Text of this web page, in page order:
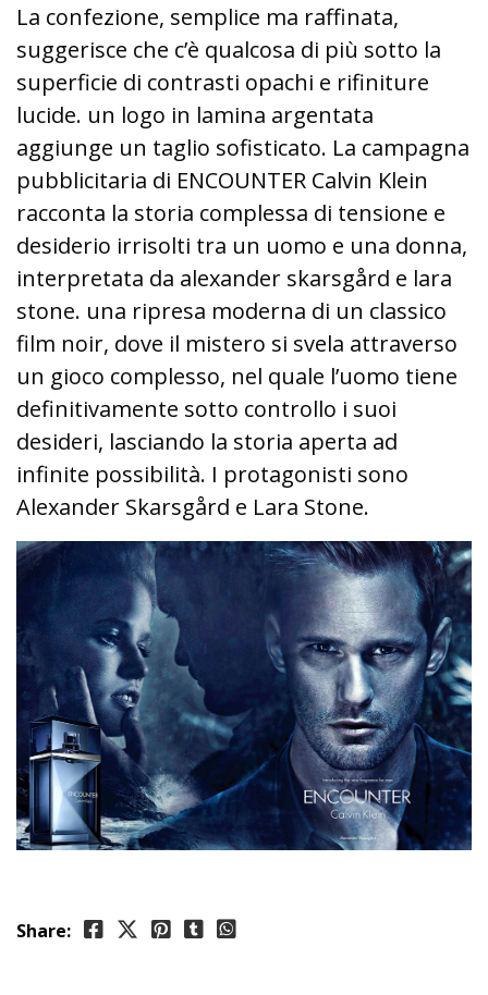
La confezione, semplice ma raffinata,
suggerisce che c’è qualcosa di più sotto la
superficie di contrasti opachi e rifiniture
lucide. un logo in lamina argentata
aggiunge un taglio sofisticato. La campagna
pubblicitaria di ENCOUNTER Calvin Klein
racconta la storia complessa di tensione e
desiderio irrisolti tra un uomo e una donna,
interpretata da alexander skarsgård e lara
stone. una ripresa moderna di un classico
film noir, dove il mistero si svela attraverso
un gioco complesso, nel quale l’uomo tiene
definitivamente sotto controllo i suoi
desideri, lasciando la storia aperta ad
infinite possibilità. I protagonisti sono
Alexander Skarsgård e Lara Stone.
Share: